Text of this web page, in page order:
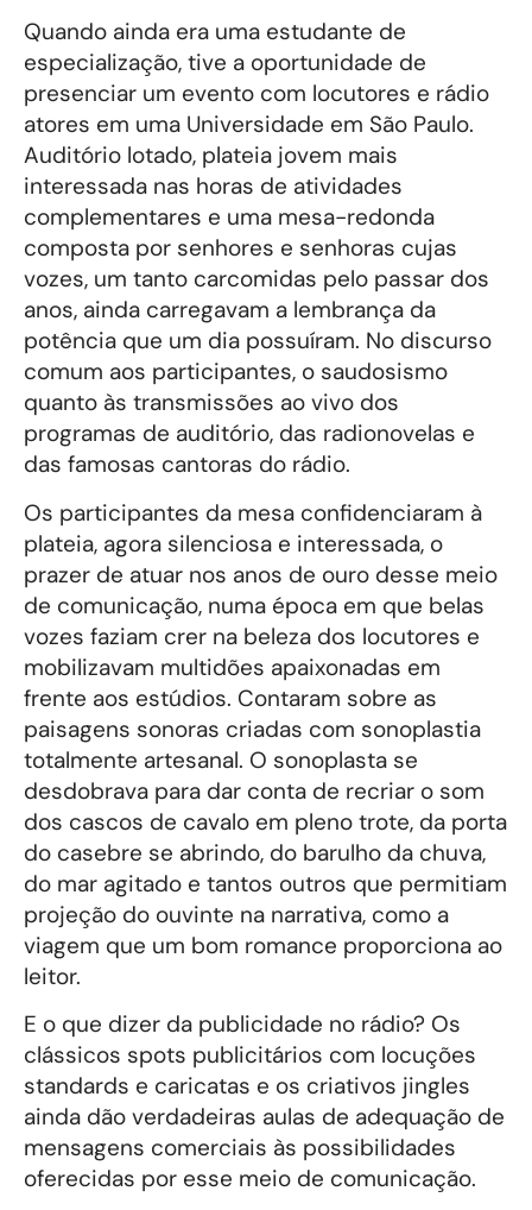
Quando ainda era uma estudante de
especialização, tive a oportunidade de
presenciar um evento com locutores e rádio
atores em uma Universidade em São Paulo.
Auditório lotado, plateia jovem mais
interessada nas horas de atividades
complementares e uma mesa-redonda
composta por senhores e senhoras cujas
vozes, um tanto carcomidas pelo passar dos
anos, ainda carregavam a lembrança da
potência que um dia possuíram. No discurso
comum aos participantes, o saudosismo
quanto às transmissões ao vivo dos
programas de auditório, das radionovelas e
das famosas cantoras do rádio.
Os participantes da mesa confidenciaram à
plateia, agora silenciosa e interessada, o
prazer de atuar nos anos de ouro desse meio
de comunicação, numa época em que belas
vozes faziam crer na beleza dos locutores e
mobilizavam multidões apaixonadas em
frente aos estúdios. Contaram sobre as
paisagens sonoras criadas com sonoplastia
totalmente artesanal. O sonoplasta se
desdobrava para dar conta de recriar o som
dos cascos de cavalo em pleno trote, da porta
do casebre se abrindo, do barulho da chuva,
do mar agitado e tantos outros que permitiam
projeção do ouvinte na narrativa, como a
viagem que um bom romance proporciona ao
leitor.
E o que dizer da publicidade no rádio? Os
clássicos spots publicitários com locuções
standards e caricatas e os criativos jingles
ainda dão verdadeiras aulas de adequação de
mensagens comerciais às possibilidades
oferecidas por esse meio de comunicação.